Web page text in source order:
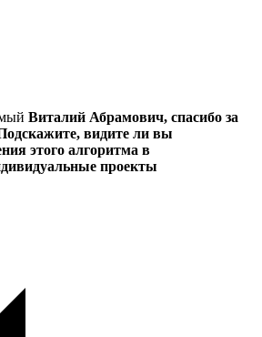
Виталий Абрамович, спасибо за
видите ли вы
этого алгоритма в
проекты